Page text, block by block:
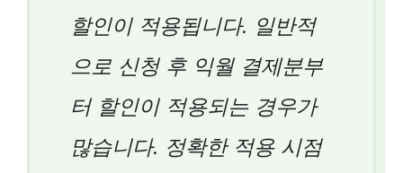
할인이 적용됩니다. 일반적
으로 신청 후 익월 결제분부
터 할인이 적용되는 경우가
많습니다. 정확한 적용 시점